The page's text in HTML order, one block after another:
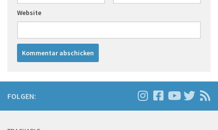
Website
FOLGEN: